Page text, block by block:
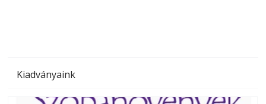
Kiadványaink